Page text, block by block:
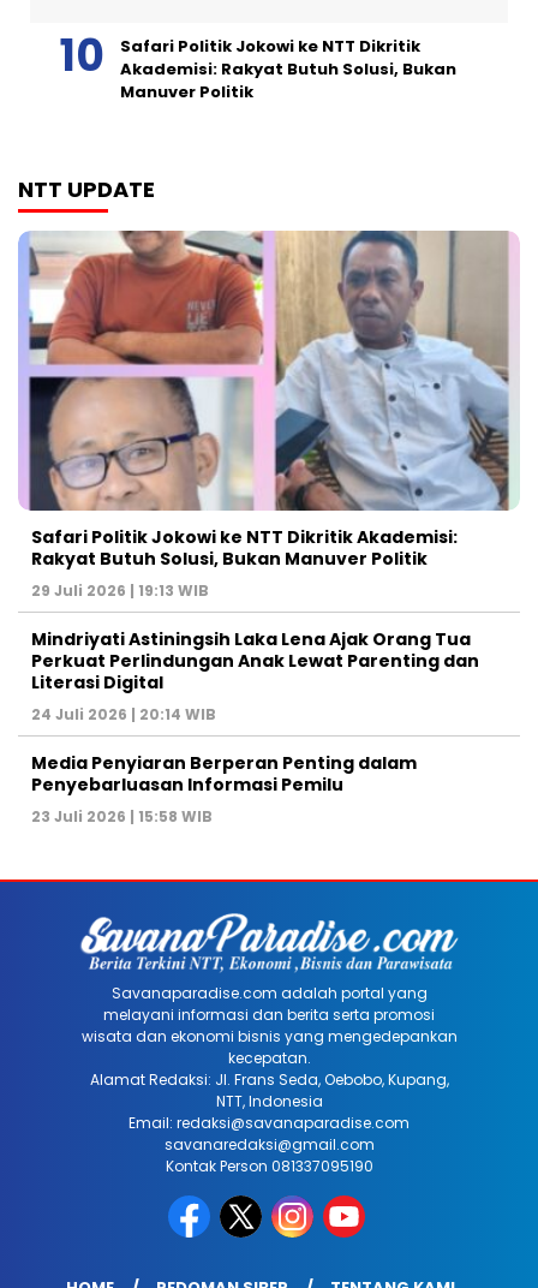
Safari Politik Jokowi ke NTT Dikritik
Akademisi: Rakyat Butuh Solusi, Bukan
Manuver Politik
NTT UPDATE
Safari Politik Jokowi ke NTT Dikritik Akademisi:
Rakyat Butuh Solusi, Bukan Manuver Politik
29 Juli 2026 | 19:13 WIB
Mindriyati Astiningsih Laka Lena Ajak Orang Tua
Perkuat Perlindungan Anak Lewat Parenting dan
Literasi Digital
24 Juli 2026 | 20:14 WIB
Media Penyiaran Berperan Penting dalam
Penyebarluasan Informasi Pemilu
23 Juli 2026 | 15:58 WIB
Savanaparadise.com adalah portal yang
melayani informasi dan berita serta promosi
wisata dan ekonomi bisnis yang mengedepankan
kecepatan.
Alamat Redaksi: Jl. Frans Seda, Oebobo, Kupang,
NTT, Indonesia
Email: redaksi@savanaparadise.com
savanaredaksi@gmail.com
Kontak Person 081337095190